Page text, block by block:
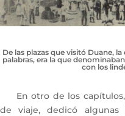
De las plazas que visitó Duane,
palabras, era la que
con los
En otro de los capítulos,
de viaje, dedicó